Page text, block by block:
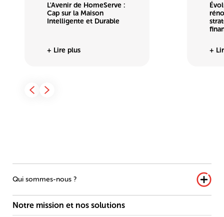
L'Avenir de HomeServe :
Cap sur la Maison
Intelligente et Durable
+ Lire plus +
Qui sommes-nous ?
Notre mission et nos solutions